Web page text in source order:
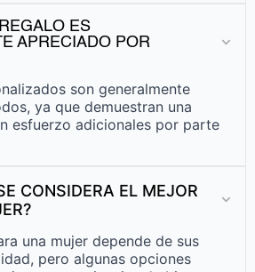
ES
APRECIADO POR
son generalmente
ya que demuestran una
esfuerzo adicionales por parte
CONSIDERA EL MEJOR
una mujer depende de sus
pero algunas opciones